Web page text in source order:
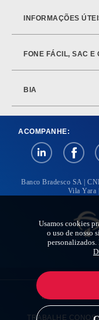
Usamos cookies
o uso de nosso
personalizados.
INFORMAÇÕES
FONE FÁCIL, SAC E
BIA
ACOMPANHE:
Banco Bradesco SA |
Vila Yara
BRADESCO
TRABALHE